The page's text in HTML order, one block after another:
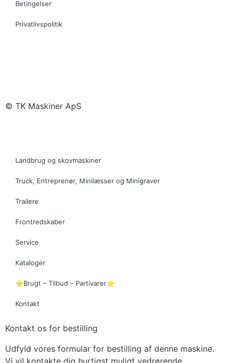
Betingelser
Privatlivspolitik
© TK Maskiner ApS
Landbrug og skovmaskiner
Truck, Entreprenør, Minilæsser og Minigraver
Trailere
Frontredskaber
Service
Kataloger
⭐Brugt – Tilbud – Partivarer⭐
Kontakt
Kontakt os for bestilling
Udfyld vores formular for bestilling af denne maskine.
Vi vil kontakte dig hurtigst muligt vedrørende